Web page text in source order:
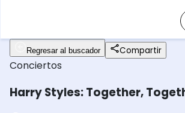
Regresar al buscador Compartir
Conciertos
Harry Styles: Together,